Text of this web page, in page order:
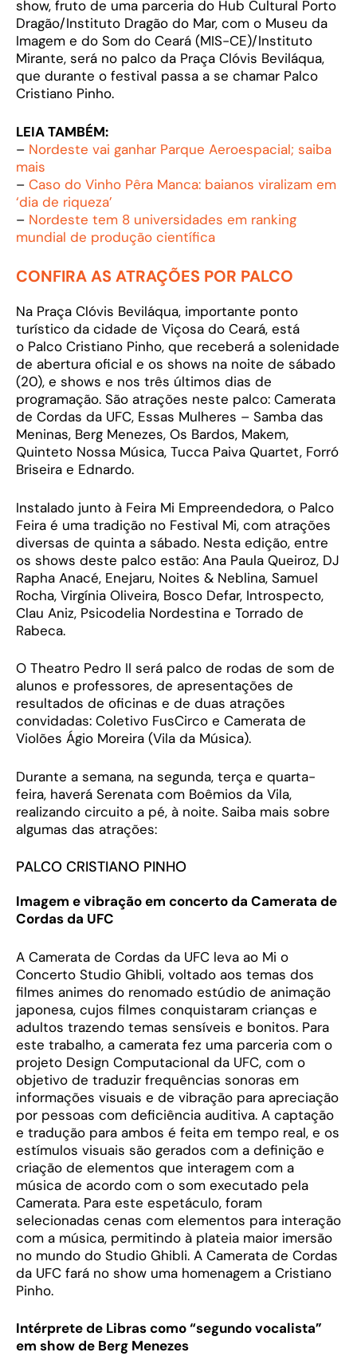
show, fruto de uma parceria do Hub Cultural Porto
Dragão/Instituto Dragão do Mar, com o Museu da
Imagem e do Som do Ceará (MIS-CE)/Instituto
Mirante, será no palco da Praça Clóvis Beviláqua,
que durante o festival passa a se chamar Palco
Cristiano Pinho.
LEIA TAMBÉM:
– Nordeste vai ganhar Parque Aeroespacial; saiba
mais
– Caso do Vinho Pêra Manca: baianos viralizam em
‘dia de riqueza’
– Nordeste tem 8 universidades em ranking
mundial de produção científica
CONFIRA AS ATRAÇÕES POR PALCO
Na Praça Clóvis Beviláqua, importante ponto
turístico da cidade de Viçosa do Ceará, está
o Palco Cristiano Pinho, que receberá a solenidade
de abertura oficial e os shows na noite de sábado
(20), e shows e nos três últimos dias de
programação. São atrações neste palco: Camerata
de Cordas da UFC, Essas Mulheres – Samba das
Meninas, Berg Menezes, Os Bardos, Makem,
Quinteto Nossa Música, Tucca Paiva Quartet, Forró
Briseira e Ednardo.
Instalado junto à Feira Mi Empreendedora, o Palco
Feira é uma tradição no Festival Mi, com atrações
diversas de quinta a sábado. Nesta edição, entre
os shows deste palco estão: Ana Paula Queiroz, DJ
Rapha Anacé, Enejaru, Noites & Neblina, Samuel
Rocha, Virgínia Oliveira, Bosco Defar, Introspecto,
Clau Aniz, Psicodelia Nordestina e Torrado de
Rabeca.
O Theatro Pedro II será palco de rodas de som de
alunos e professores, de apresentações de
resultados de oficinas e de duas atrações
convidadas: Coletivo FusCirco e Camerata de
Violões Ágio Moreira (Vila da Música).
Durante a semana, na segunda, terça e quarta-
feira, haverá Serenata com Boêmios da Vila,
realizando circuito a pé, à noite. Saiba mais sobre
algumas das atrações:
PALCO CRISTIANO PINHO
Imagem e vibração em concerto da Camerata de
Cordas da UFC
A Camerata de Cordas da UFC leva ao Mi o
Concerto Studio Ghibli, voltado aos temas dos
filmes animes do renomado estúdio de animação
japonesa, cujos filmes conquistaram crianças e
adultos trazendo temas sensíveis e bonitos. Para
este trabalho, a camerata fez uma parceria com o
projeto Design Computacional da UFC, com o
objetivo de traduzir frequências sonoras em
informações visuais e de vibração para apreciação
por pessoas com deficiência auditiva. A captação
e tradução para ambos é feita em tempo real, e os
estímulos visuais são gerados com a definição e
criação de elementos que interagem com a
música de acordo com o som executado pela
Camerata. Para este espetáculo, foram
selecionadas cenas com elementos para interação
com a música, permitindo à plateia maior imersão
no mundo do Studio Ghibli. A Camerata de Cordas
da UFC fará no show uma homenagem a Cristiano
Pinho.
Intérprete de Libras como “segundo vocalista”
em show de Berg Menezes